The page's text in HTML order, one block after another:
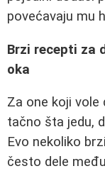
povećavaju mu
Brzi recepti za
oka
Za one koji vole
tačno šta jedu,
Evo nekoliko
često dele